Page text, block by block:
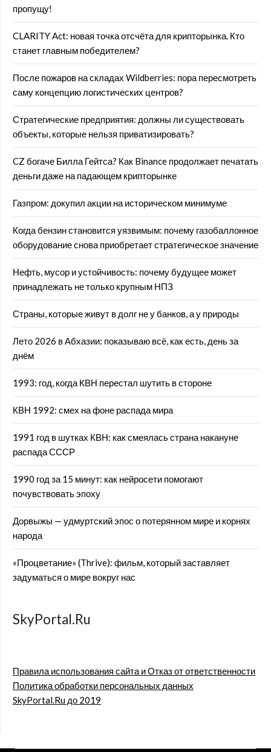
пропущу!
CLARITY Act: новая точка отсчёта для крипторынка. Кто
станет главным победителем?
После пожаров на складах Wildberries: пора пересмотреть
саму концепцию логистических центров?
Стратегические предприятия: должны ли существовать
объекты, которые нельзя приватизировать?
CZ богаче Билла Гейтса? Как Binance продолжает печатать
деньги даже на падающем крипторынке
Газпром: докупил акции на историческом минимуме
Когда бензин становится уязвимым: почему газобаллонное
оборудование снова приобретает стратегическое значение
Нефть, мусор и устойчивость: почему будущее может
принадлежать не только крупным НПЗ
Страны, которые живут в долг не у банков, а у природы
Лето 2026 в Абхазии: показываю всё, как есть, день за
днём
1993: год, когда КВН перестал шутить в стороне
КВН 1992: смех на фоне распада мира
1991 год в шутках КВН: как смеялась страна накануне
распада СССР
1990 год за 15 минут: как нейросети помогают
почувствовать эпоху
Дорвыжы — удмуртский эпос о потерянном мире и корнях
народа
«Процветание» (Thrive): фильм, который заставляет
задуматься о мире вокруг нас
SkyPortal.Ru
Правила использования сайта и Отказ от ответственности
Политика обработки персональных данных
SkyPortal.Ru до 2019